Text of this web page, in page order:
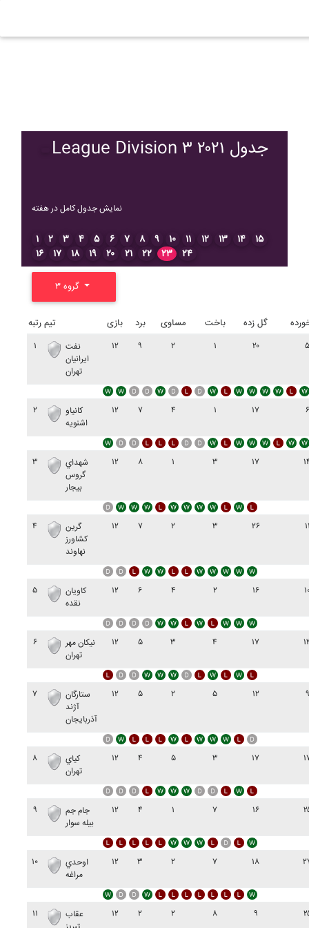
League Division ۳ ۲۰۲۱ جدول
نمایش جدول کامل در هفته
۱ ۲ ۳ ۴ ۵ ۶ ۷ ۸ ۹ ۱۰ ۱۱ ۱۲ ۱۳ ۱۴
۱۵
۱۶
۱۷ ۱۸ ۱۹ ۲۰ ۲۱ ۲۲ ۲۳ ۲۴
رتبه تیم بازی برد مساوی باخت گل زده
۱
نفت
ايرانيان
تهران
۱۲ ۹ ۲ ۱ ۲۰ ۵
۲
کانياو
اشنويه
۱۲ ۷ ۴ ۱ ۱۷ ۶
۳
شهداي
گروس
بيجار
۱۲ ۸ ۱ ۳ ۱۷
۴
گرين
کشاورز
نهاوند
۱۲ ۷ ۲ ۳ ۲۶
۵
کاويان
نقده
۱۲ ۶ ۴ ۲ ۱۶
۶
نيکان مهر
تهران
۱۲ ۵ ۳ ۴ ۱۷
۷
ستارگان
آژند
آذربايجان
۱۲ ۵ ۲ ۵ ۱۲ ۹
۸
کياي
تهران
۱۲ ۴ ۵ ۳ ۱۷
۹
جام جم
بيله سوار
۱۲ ۴ ۱ ۷ ۱۶
۱۰
اوحدي
مراغه
۱۲ ۳ ۲ ۷ ۱۸
۱۱
عقاب
۱۲ ۲ ۲ ۸ ۹